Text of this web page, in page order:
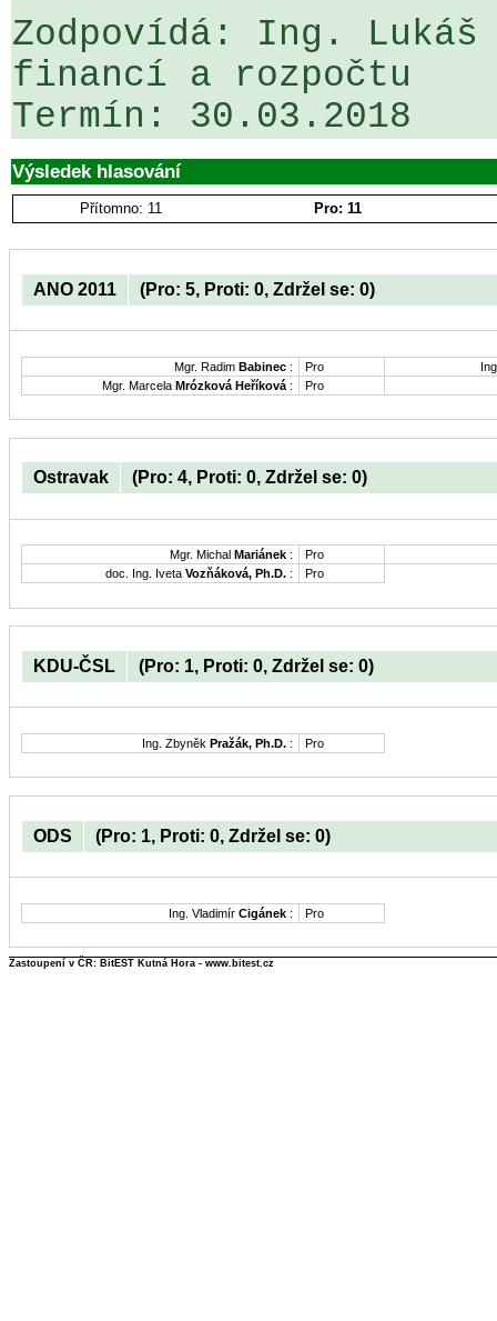
Zodpovídá: Ing.
financí a rozpočtu
Výsledek hlasování
Přítomno: 11 Pro: 11
ANO 2011 (Pro: 5, Proti: 0, Zdržel se: 0)
Mgr. Radim Babinec : Pro
Mgr. Marcela Mrózková Heříková : Pro
Ostravak (Pro: 4, Proti: 0, Zdržel se: 0)
Mgr. Michal Mariánek :
Pro
doc. Ing. Iveta Vozňáková, Ph.D. : Pro
KDU-ČSL (Pro: 1, Proti: 0, Zdržel se: 0)
Ing. Zbyněk Pražák, Ph.D. : Pro
ODS (Pro: 1, Proti: 0, Zdržel se: 0)
Ing. Vladimír Cigánek : Pro
Zastoupení v ČR: BitEST Kutná Hora - www.bitest.cz